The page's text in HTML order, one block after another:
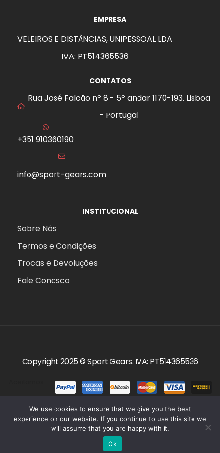
EMPRESA
VELEIROS E DISTÂNCIAS, UNIPESSOAL LDA
IVA: PT514365536
CONTATOS
Rua José Falcão nº 8 - 5º andar 1170-193. Lisboa
- Portugal
+351 910360190
info@sport-gears.com
INSTITUCIONAL
Sobre Nós
Termos e Condições
Trocas e Devoluções
Fale Conosco
Copyright 2025 ©Sport Gears. IVA: PT514365536
We use cookies to ensure that we give you the best
experience on our website. If you continue to use this site we
will assume that you are happy with it.
Ok